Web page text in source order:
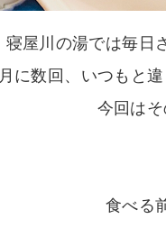
寝屋川の湯では毎日
月に数回、いつもと
今回は
食べる